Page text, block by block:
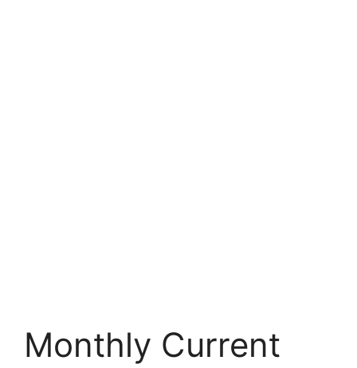
Monthly Current